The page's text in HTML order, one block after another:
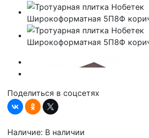
Поделиться в соцсетях
Наличие: В наличии